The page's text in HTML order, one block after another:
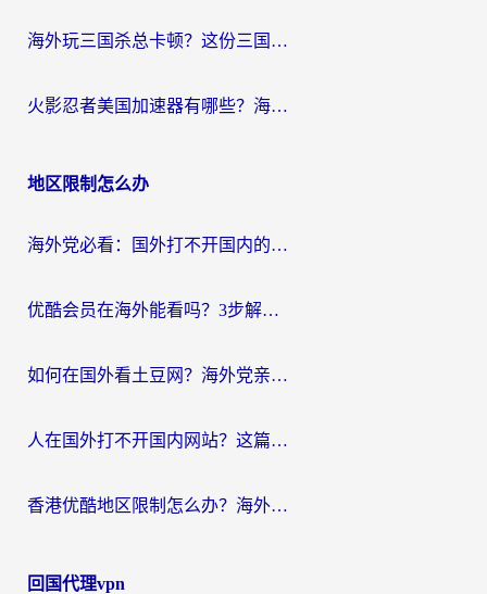
海外玩三国杀总卡顿？这份三国杀游戏加速器指南帮你告别延迟烦恼
火影忍者美国加速器有哪些？海外党亲测的国服游戏加速全攻略（含菲律宾玩三国之刃守望黎明技巧）
地区限制怎么办
海外党必看：国外打不开国内的app怎么办？3步解决你的乡愁
优酷会员在海外能看吗？3步解决海外追剧难题，附实测好用加速器推荐
如何在国外看土豆网？海外党亲测有效的追剧加速器选择指南
人在国外打不开国内网站？这篇攻略帮你无缝解锁国内资源（附交管12123使用技巧）
香港优酷地区限制怎么办？海外党亲测有效的追剧解决方案
回国代理vpn